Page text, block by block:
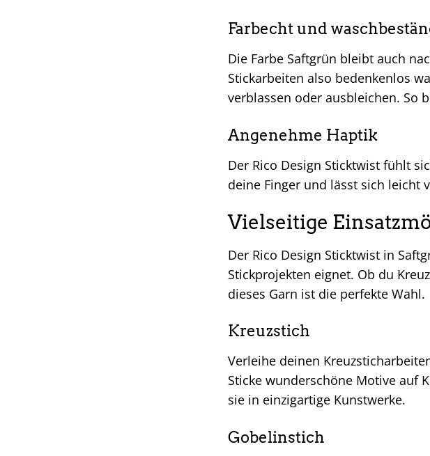
Farbecht und
Die Farbe Saftgrün bleibt auch
Stickarbeiten also bedenkenlos
verblassen oder ausbleichen. So
Angenehme Haptik
Der Rico Design Sticktwist fühlt
deine Finger und lässt sich leicht
Vielseitige
Der Rico Design Sticktwist in
Stickprojekten eignet. Ob du
dieses Garn ist die perfekte Wahl.
Kreuzstich
Verleihe deinen
Sticke wunderschöne Motive auf
sie in einzigartige Kunstwerke.
Gobelinstich